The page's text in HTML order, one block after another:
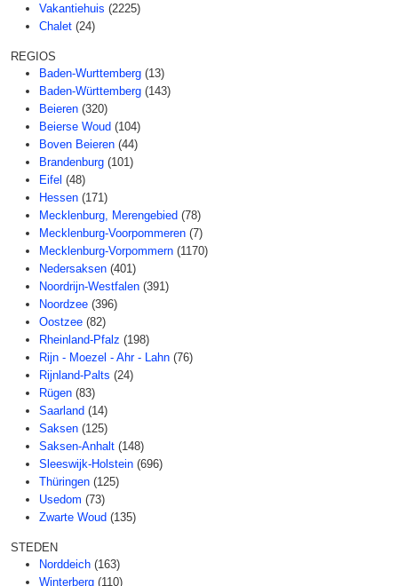
Vakantiehuis (2225)
Chalet (24)
REGIOS
Baden-Wurttemberg (13)
Baden-Württemberg (143)
Beieren (320)
Beierse Woud (104)
Boven Beieren (44)
Brandenburg (101)
Eifel (48)
Hessen (171)
Mecklenburg, Merengebied (78)
Mecklenburg-Voorpommeren (7)
Mecklenburg-Vorpommern (1170)
Nedersaksen (401)
Noordrijn-Westfalen (391)
Noordzee (396)
Oostzee (82)
Rheinland-Pfalz (198)
Rijn - Moezel - Ahr - Lahn (76)
Rijnland-Palts (24)
Rügen (83)
Saarland (14)
Saksen (125)
Saksen-Anhalt (148)
Sleeswijk-Holstein (696)
Thüringen (125)
Usedom (73)
Zwarte Woud (135)
STEDEN
Norddeich (163)
Winterberg (110)